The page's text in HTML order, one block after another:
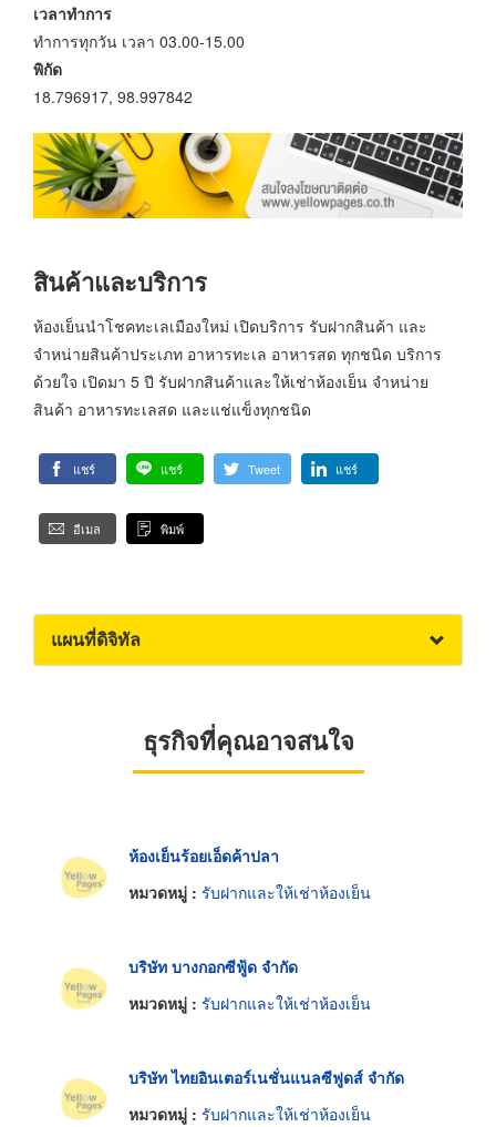
เวลาทำการ
ทำการทุกวัน เวลา 03.00-15.00
พิกัด
18.796917, 98.997842
สินค้าและบริการ
ห้องเย็นนำโชคทะเลเมืองใหม่ เปิดบริการ รับฝากสินค้า และ
จำหน่ายสินค้าประเภท อาหารทะเล อาหารสด ทุกชนิด บริการ
ด้วยใจ เปิดมา 5 ปี รับฝากสินค้าและให้เช่าห้องเย็น จำหน่าย
สินค้า อาหารทะเลสด และแช่แข็งทุกชนิด
แชร์ แชร์ Tweet แชร์
อีเมล พิมพ์
แผนที่ดิจิทัล
ธุรกิจที่คุณอาจสนใจ
ห้องเย็นร้อยเอ็ดค้าปลา
หมวดหมู่ : รับฝากและให้เช่าห้องเย็น
บริษัท บางกอกซีฟู้ด จำกัด
หมวดหมู่ : รับฝากและให้เช่าห้องเย็น
บริษัท ไทยอินเตอร์เนชั่นแนลซีฟูดส์ จำกัด
หมวดหมู่ : รับฝากและให้เช่าห้องเย็น